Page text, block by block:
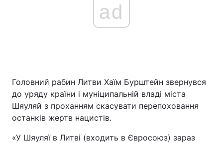
ad
Головний рабин Литви Хаїм Бурштейн звернувся
до уряду країни і муніципальній владі міста
Шяуляй з проханням скасувати перепоховання
останків жертв нацистів.
«У Шяуляї в Литві (входить в Євросоюз) зараз